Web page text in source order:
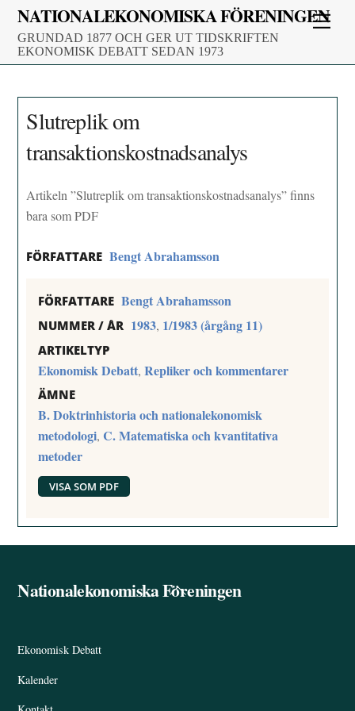
Skip
content
NATIONALEKONOMISKA FÖRENINGEN
GRUNDAD 1877 OCH GER UT TIDSKRIFTEN
EKONOMISK DEBATT SEDAN 1973
Slutreplik om
transaktionskostnadsanalys
Artikeln ”Slutreplik om transaktionskostnadsanalys” finns
bara som PDF
FÖRFATTARE Bengt Abrahamsson
FÖRFATTARE Bengt Abrahamsson
NUMMER / ÅR 1983, 1/1983 (årgång 11)
ARTIKELTYP
Ekonomisk Debatt,Repliker och kommentarer
ÄMNE
B. Doktrinhistoria och nationalekonomisk
metodologi,C. Matematiska och kvantitativa
metoder
VISA SOM PDF
Back
Nationalekonomiska Föreningen
Ekonomisk Debatt
Kalender